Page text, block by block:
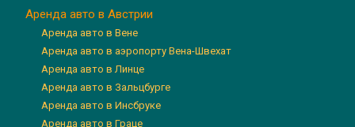
Аренда авто в Австрии
Аренда авто в Вене
Аренда авто в аэропорту Вена-Швехат
Аренда авто в Линце
Аренда авто в Зальцбурге
Аренда авто в Инсбруке
Аренда авто в Граце